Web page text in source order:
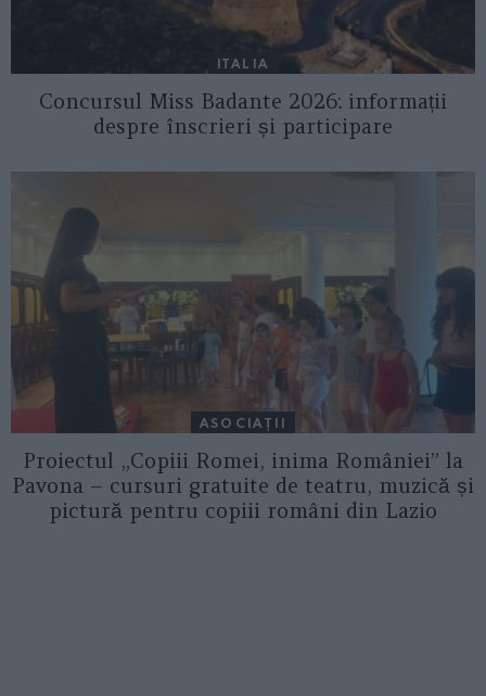
ITALIA
Concursul Miss Badante 2026: informații
despre înscrieri și participare
ASOCIAŢII
Proiectul „Copiii Romei, inima României” la
Pavona – cursuri gratuite de teatru, muzică și
pictură pentru copiii români din Lazio